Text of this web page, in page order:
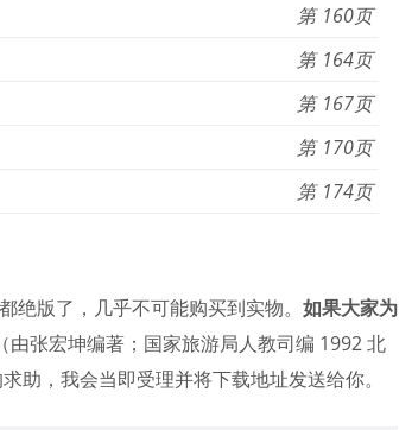
160
164
167
170
174
版了，几乎不可能购买到实物。 如果大家为
由张宏坤编著；国家旅游局人教司编 1992 北
助，我会当即受理并将下载地址发送给你。